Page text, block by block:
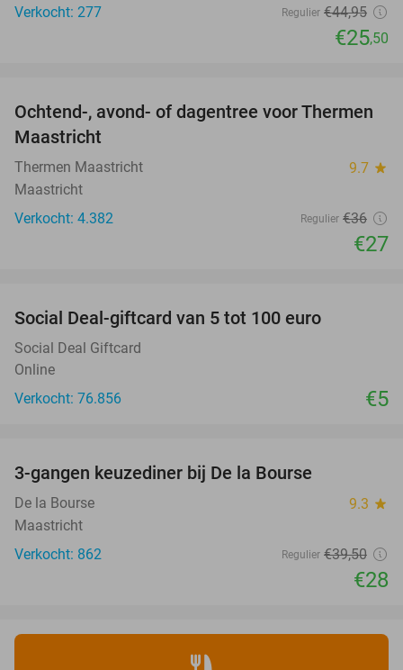
Verkocht: 277
Regulier €44,95
€25,50
25%
Ochtend-, avond- of dagentree voor Thermen
Maastricht
Thermen Maastricht 9.7 star
Maastricht
Verkocht: 4.382
Regulier €36
€27
Social Deal-giftcard van 5 tot 100 euro
Social Deal Giftcard
Online
Verkocht: 76.856
€5
3-gangen keuzediner bij De la Bourse
De la Bourse 9.3 star
Maastricht
Verkocht: 862
Regulier €39,50
€28